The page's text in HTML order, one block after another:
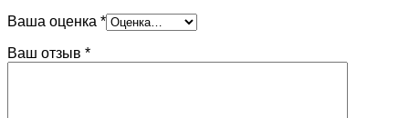
Ваша оценка *
Ваш отзыв *